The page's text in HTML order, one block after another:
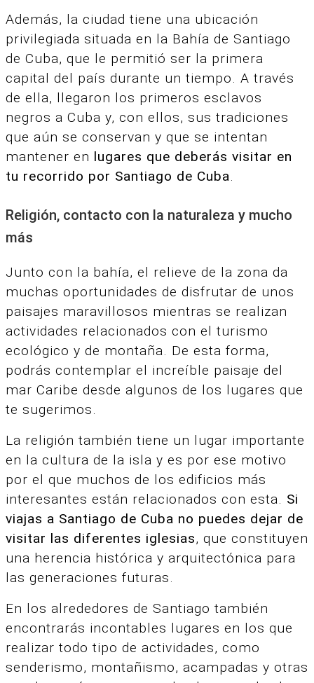
Además, la ciudad tiene una ubicación
privilegiada situada en la Bahía de Santiago
de Cuba, que le permitió ser la primera
capital del país durante un tiempo. A través
de ella, llegaron los primeros esclavos
negros a Cuba y, con ellos, sus tradiciones
que aún se conservan y que se intentan
mantener en lugares que deberás visitar en
tu recorrido por Santiago de Cuba.
Religión, contacto con la naturaleza y mucho
más
Junto con la bahía, el relieve de la zona da
muchas oportunidades de disfrutar de unos
paisajes maravillosos mientras se realizan
actividades relacionados con el turismo
ecológico y de montaña. De esta forma,
podrás contemplar el increíble paisaje del
mar Caribe desde algunos de los lugares que
te sugerimos.
La religión también tiene un lugar importante
en la cultura de la isla y es por ese motivo
por el que muchos de los edificios más
interesantes están relacionados con esta. Si
viajas a Santiago de Cuba no puedes dejar de
visitar las diferentes iglesias, que constituyen
una herencia histórica y arquitectónica para
las generaciones futuras.
En los alrededores de Santiago también
encontrarás incontables lugares en los que
realizar todo tipo de actividades, como
senderismo, montañismo, acampadas y otras